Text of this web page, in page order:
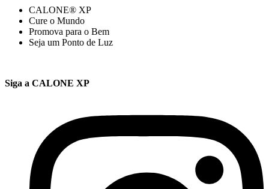
CALONE® XP
Cure o Mundo
Promova para o Bem
Seja um Ponto de Luz
Siga a CALONE XP